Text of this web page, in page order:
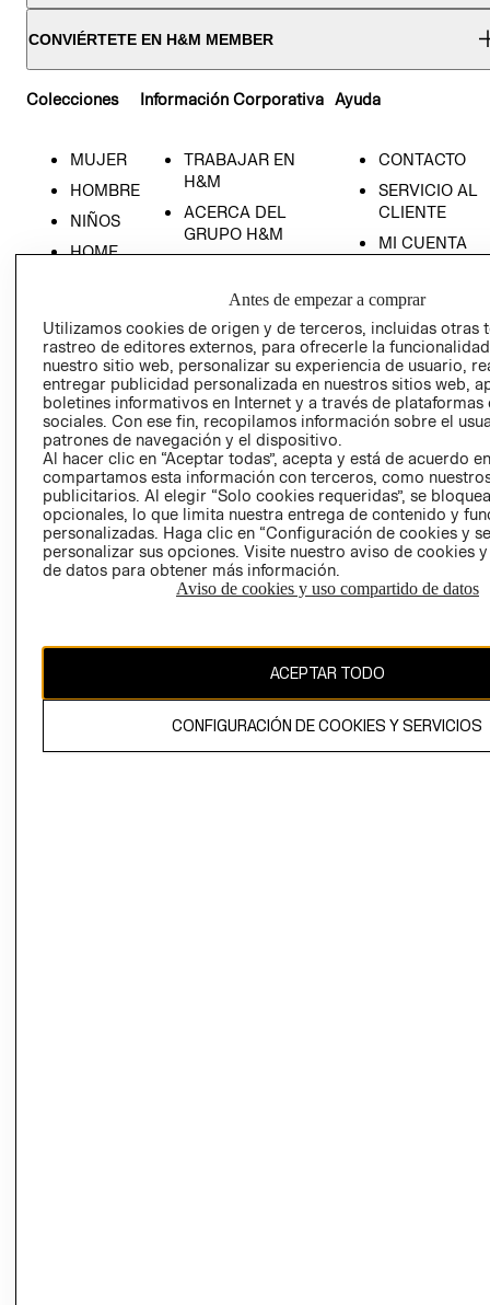
CONVIÉRTETE EN H&M MEMBER
Colecciones
MUJER
HOMBRE
NIÑOS
HOME
Información Corporativa
TRABAJAR EN
H&M
ACERCA DEL
GRUPO H&M
RELACIÓN CON
INVERSIONISTAS
POLÍTICA
EMPRESARIAL
Ayuda
CONTACTO
SERVICIO AL
CLIENTE
MI CUENTA
TIENDAS
- RETIRO EN
TIENDA
TÉRMINOS Y
CONDICIONES
AVISO DE
PRIVACIDAD
GIFT CARD
AVISO DE
COOKIES
CAMBIAR REGIÓN
Antes de empezar a comprar
Utilizamos cookies de origen y de terceros, incluidas otras
rastreo de editores externos, para ofrecerle la
nuestro sitio web, personalizar su experiencia de usuario,
entregar publicidad personalizada en nuestros sitios web,
boletines informativos en Internet y a través de plataformas
sociales. Con ese fin, recopilamos información sobre el
patrones de navegación y el dispositivo.
Al hacer clic en “Aceptar todas”, acepta y está de acuerdo
compartamos esta información con terceros, como
publicitarios. Al elegir “Solo cookies requeridas”, se
opcionales, lo que limita nuestra entrega de contenido y
personalizadas. Haga clic en “Configuración de cookies y
personalizar sus opciones. Visite nuestro aviso de cookies
de datos para obtener más información.
Aviso de cookies y uso compartido de datos
ACEPTAR TODO
CONFIGURACIÓN DE COOKIES Y SERVICIOS